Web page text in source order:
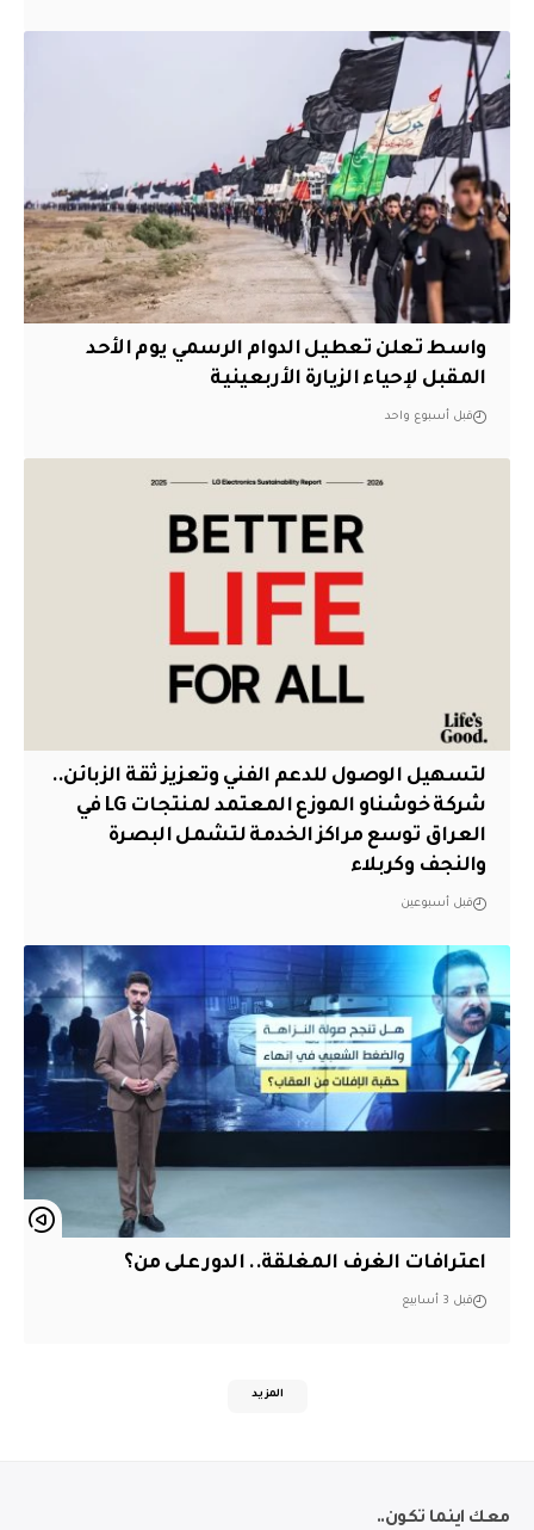
واسط تعلن تعطيل الدوام الرسمي يوم الأحد
المقبل لإحياء الزيارة الأربعينية
قبل أسبوع واحد
لتسهيل الوصول للدعم الفني وتعزيز ثقة الزبائن..
شركة خوشناو الموزع المعتمد لمنتجات LG في
العراق توسع مراكز الخدمة لتشمل البصرة
والنجف وكربلاء
قبل أسبوعين
اعترافات الغرف المغلقة.. الدور على من؟
قبل 3 أسابيع
المزيد
معك اينما تكون..